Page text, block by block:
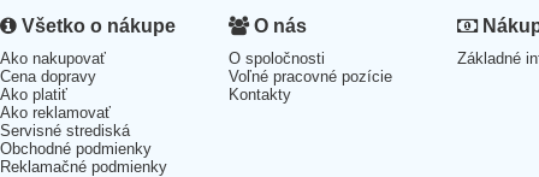
Všetko o nákupe
Ako nakupovať
Cena dopravy
Ako platiť
Ako reklamovať
Servisné strediská
Obchodné podmienky
Reklamačné podmienky
O nás
O spoločnosti
Voľné pracovné pozície
Kontakty
Základné